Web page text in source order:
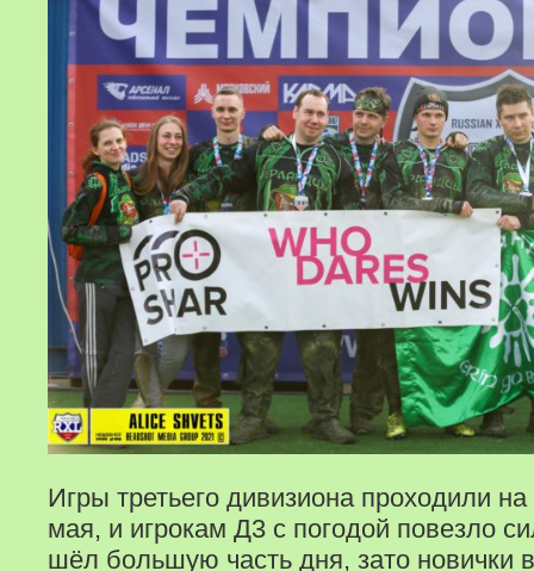
Игры третьего дивизиона проходили
мая, и игрокам Д3 с погодой повезло
шёл большую часть дня, зато новички